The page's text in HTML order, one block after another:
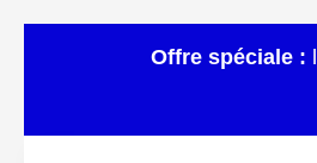
Offre spéciale :